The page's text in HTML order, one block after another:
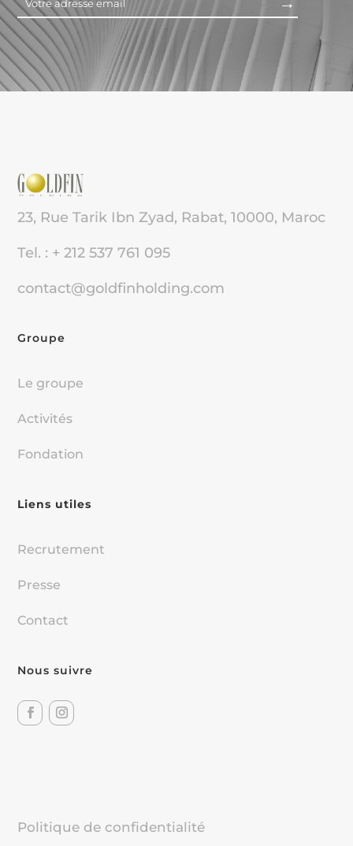
23, Rue Tarik Ibn Zyad, Rabat, 10000, Maroc
Tel. : + 212 537 761 095
contact@goldfinholding.com
Groupe
Le groupe
Activités
Fondation
Liens utiles
Recrutement
Presse
Contact
Nous suivre
Politique de confidentialité